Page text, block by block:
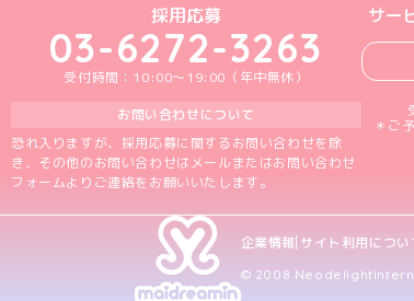
採用応募
03-6272-3263
受付時間：10:00～19:00（年中無休）
お問い合わせについて
恐れ入りますが、採用応募に関するお問い合わせを除
き、その他のお問い合わせはメールまたはお問い合わせ
フォームよりご連絡をお願いいたします。
サー
＊ご
企業情報 サイト利用につい
© 2008